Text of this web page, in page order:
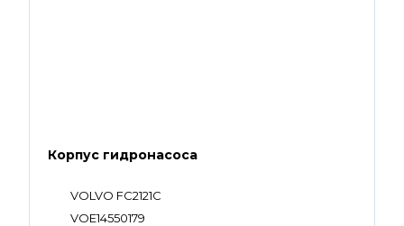
Корпус гидронасоса
VOLVO FC2121C
VOE14550179